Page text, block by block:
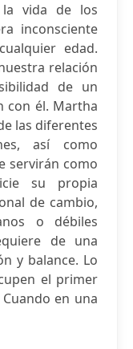
vida de los
inconsciente
edad.
relación
de un
con él. Martha
las diferentes
así como
servirán como
su propia
de cambio,
o débiles
de una
y balance. Lo
el primer
en una